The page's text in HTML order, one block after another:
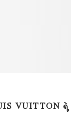
VUITTON ရဲ့